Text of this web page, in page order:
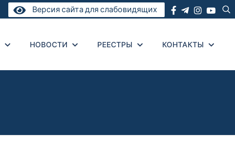
Версия сайта для слабовидящих
НОВОСТИ РЕЕСТРЫ КОНТАКТЫ